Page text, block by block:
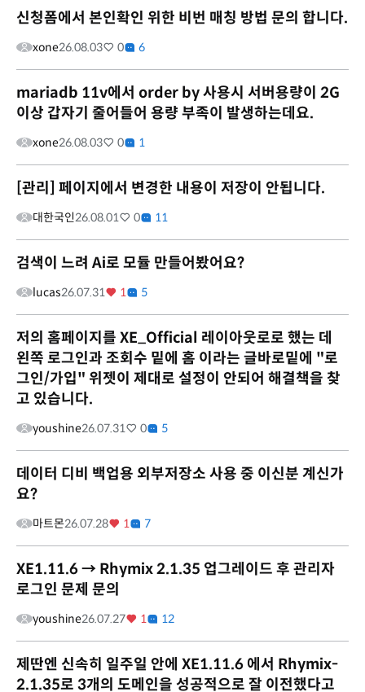
신청폼에서 본인확인 위한 비번 매칭 방법 문의 합니다.
xone26.08.03 0 6
mariadb 11v에서 order by 사용시 서버용량이 2G
이상 갑자기 줄어들어 용량 부족이 발생하는데요.
xone26.08.03 0 1
[관리] 페이지에서 변경한 내용이 저장이 안됩니다.
대한국인26.08.01 0 11
검색이 느려 Ai로 모듈 만들어봤어요?
lucas26.07.31 1 5
저의 홈페이지를 XE_Official 레이아웃로로 했는 데
왼쪽 로그인과 조회수 밑에 홈 이라는 글바로밑에 "로
그인/가입" 위젯이 제대로 설정이 안되어 해결책을 찾
고 있습니다.
youshine26.07.31 0 5
데이터 디비 백업용 외부저장소 사용 중 이신분 계신가
요?
마트몬26.07.28 1 7
XE1.11.6 → Rhymix 2.1.35 업그레이드 후 관리자
로그인 문제 문의
youshine26.07.27 1 12
제딴엔 신속히 일주일 안에 XE1.11.6 에서 Rhymix-
2.1.35로 3개의 도메인을 성공적으로 잘 이전했다고